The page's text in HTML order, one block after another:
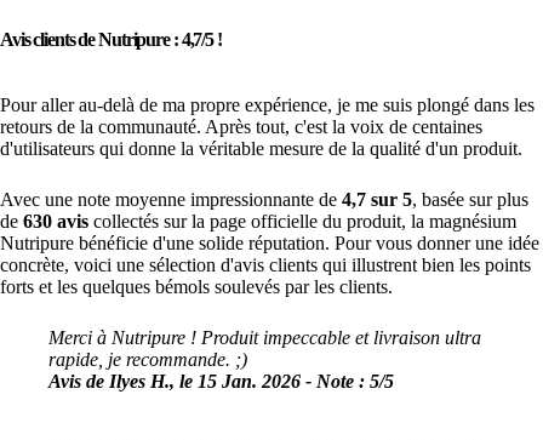
Avis clients de Nutripure : 4,7/5 !
Pour aller au-delà de ma propre expérience, je me suis plongé dans les
retours de la communauté. Après tout, c'est la voix de centaines
d'utilisateurs qui donne la véritable mesure de la qualité d'un produit.
Avec une note moyenne impressionnante de 4,7 sur 5, basée sur plus
de 630 avis collectés sur la page officielle du produit, la magnésium
Nutripure bénéficie d'une solide réputation. Pour vous donner une idée
concrète, voici une sélection d'avis clients qui illustrent bien les points
forts et les quelques bémols soulevés par les clients.
Merci à Nutripure ! Produit impeccable et livraison ultra
rapide, je recommande. ;)
Avis de Ilyes H., le 15 Jan. 2026 - Note : 5/5